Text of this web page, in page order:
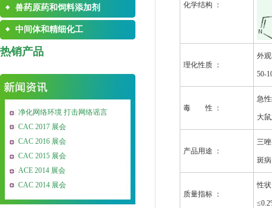
兽药原药和饲料添加剂
中间体和精细化工
热销产品
净化网络环境 打击网络谣言
CAC 2017 展会
CAC 2016 展会
CAC 2015 展会
ACE 2014 展会
CAC 2014 展会
化学结构 ：
理化性质 ：
外
50-
毒 性 ：
急
大
产品用途 ：
三
斑
质量指标 ：
性